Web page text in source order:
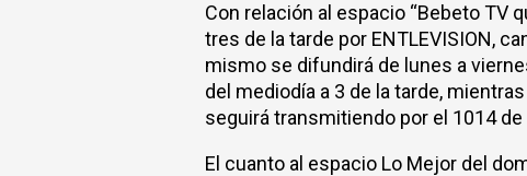
Con relación al espacio “Bebeto TV
tres de la tarde por ENTLEVISION,
mismo se difundirá de lunes a
del mediodía a 3 de la tarde,
seguirá transmitiendo por el 1014 de
El cuanto al espacio Lo Mejor del